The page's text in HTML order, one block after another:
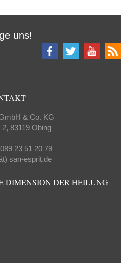
uns!
& Co. KG
83119 Obing
23 51 20 79
san-esprit.de
DIMENSION DER HEILUNG